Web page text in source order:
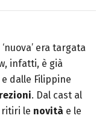
di viaggi e
pizza e della
era targata
infatti, è già
dalle Filippine
. Dal cast al
ritiri le novità e le